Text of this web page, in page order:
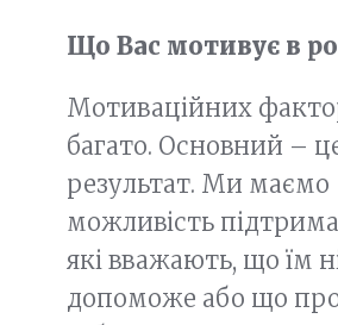
Що Вас мотивує в
Мотиваційних
багато. Основний –
результат. Ми маємо
можливість
які вважають, що їм
допоможе або що про